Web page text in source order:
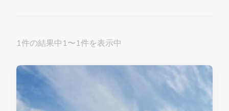
1件の結果中1〜1件を表示中